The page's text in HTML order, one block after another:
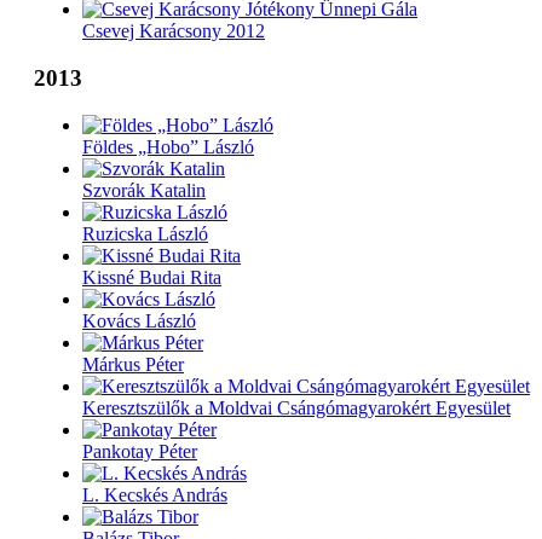
Csevej Karácsony 2012
2013
Földes „Hobo” László
Szvorák Katalin
Ruzicska László
Kissné Budai Rita
Kovács László
Márkus Péter
Keresztszülők a Moldvai Csángómagyarokért Egyesület
Pankotay Péter
L. Kecskés András